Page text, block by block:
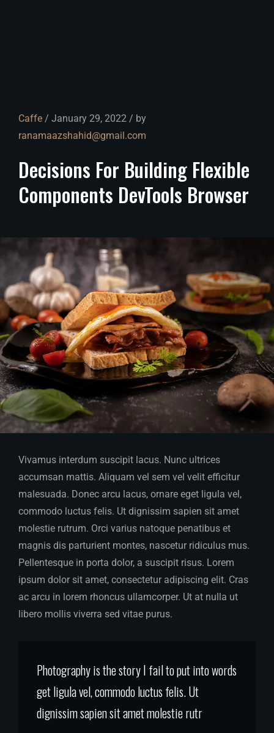
Caffe / January 29, 2022 / by
ranamaazshahid@gmail.com
Decisions For Building Flexible
Components DevTools Browser
Vivamus interdum suscipit lacus. Nunc ultrices
accumsan mattis. Aliquam vel sem vel velit efficitur
malesuada. Donec arcu lacus, ornare eget ligula vel,
commodo luctus felis. Ut dignissim sapien sit amet
molestie rutrum. Orci varius natoque penatibus et
magnis dis parturient montes, nascetur ridiculus mus.
Pellentesque in porta dolor, a suscipit risus. Lorem
ipsum dolor sit amet, consectetur adipiscing elit. Cras
ac arcu in lorem rhoncus ullamcorper. Ut at nulla ut
libero mollis viverra sed vitae purus.
Photography is the story I fail to put into words
get ligula vel, commodo luctus felis. Ut
dignissim sapien sit amet molestie rutr